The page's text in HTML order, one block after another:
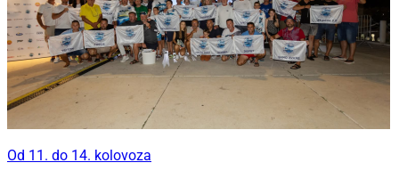
Od 11. do 14. kolovoza